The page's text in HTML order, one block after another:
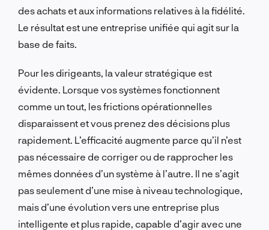
des achats et aux informations relatives à la fidélité.
Le résultat est une entreprise unifiée qui agit sur la
base de faits.
Pour les dirigeants, la valeur stratégique est
évidente. Lorsque vos systèmes fonctionnent
comme un tout, les frictions opérationnelles
disparaissent et vous prenez des décisions plus
rapidement. L’efficacité augmente parce qu’il n’est
pas nécessaire de corriger ou de rapprocher les
mêmes données d’un système à l’autre. Il ne s’agit
pas seulement d’une mise à niveau technologique,
mais d’une évolution vers une entreprise plus
intelligente et plus rapide, capable d’agir avec une